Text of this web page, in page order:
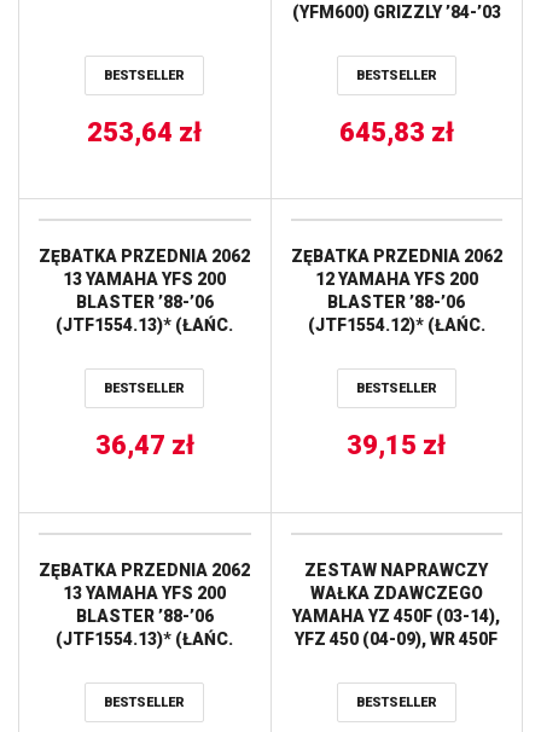
BESTSELLER
253,64 zł
(YFM600) GRIZZLY ’84-’03
WOSSNER
BESTSELLER
645,83 zł
ZĘBATKA PRZEDNIA 2062
13 YAMAHA YFS 200
BLASTER ’88-’06
(JTF1554.13)* (ŁAŃC.
BESTSELLER
36,47 zł
ZĘBATKA PRZEDNIA 2062
12 YAMAHA YFS 200
BLASTER ’88-’06
(JTF1554.12)* (ŁAŃC.
BESTSELLER
39,15 zł
ZĘBATKA PRZEDNIA 2062
13 YAMAHA YFS 200
BLASTER ’88-’06
(JTF1554.13)* (ŁAŃC.
BESTSELLER
ZESTAW NAPRAWCZY
WAŁKA ZDAWCZEGO
YAMAHA YZ 450F (03-14),
YFZ 450 (04-09), WR 450F
RODS
BESTSELLER